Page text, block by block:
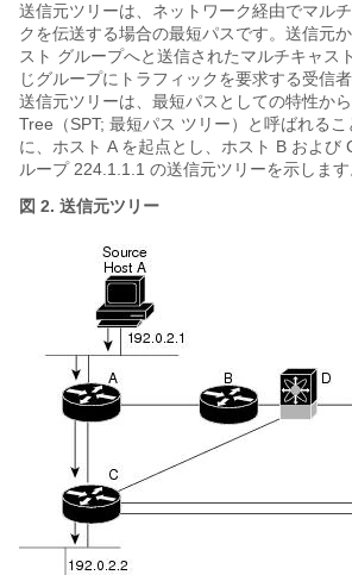
送信元ツリーは、ネットワーク経由でマル
クを伝送する場合の最短パスです。送信元
スト グループへと送信されたマルチキャス
じグループにトラフィックを要求する受信
送信元ツリーは、最短パスとしての特性か
Tree（SPT; 最短パス ツリー）と呼ばれる
に、ホスト A を起点とし、ホスト B および
ループ 224.1.1.1 の送信元ツリーを示します
図 2. 送信元ツリー